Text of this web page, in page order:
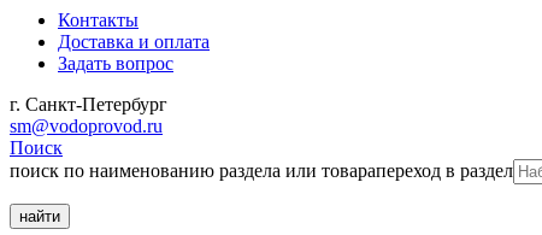
Контакты
Доставка и оплата
Задать вопрос
г. Санкт-Петербург
sm@vodoprovod.ru
Поиск
поиск по наименованию раздела или товарапереход в раздел